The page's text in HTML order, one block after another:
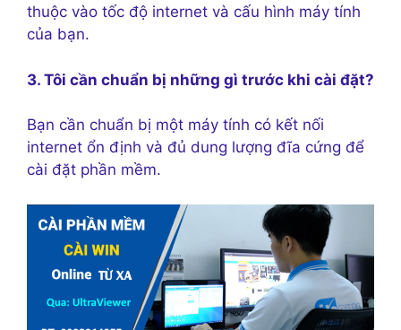
thuộc vào tốc độ internet và cấu hình máy tính
của bạn.
3. Tôi cần chuẩn bị những gì trước khi cài đặt?
Bạn cần chuẩn bị một máy tính có kết nối
internet ổn định và đủ dung lượng đĩa cứng để
cài đặt phần mềm.